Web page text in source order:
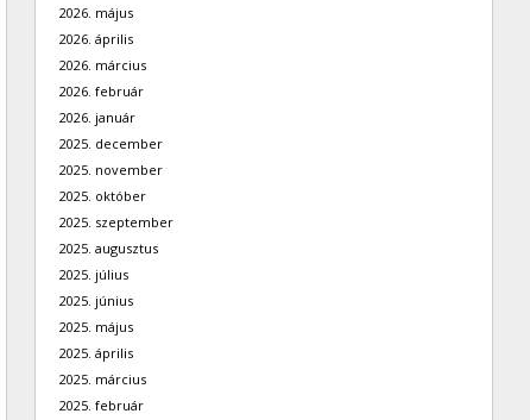
2026. május
2026. április
2026. március
2026. február
2026. január
2025. december
2025. november
2025. október
2025. szeptember
2025. augusztus
2025. július
2025. június
2025. május
2025. április
2025. március
2025. február